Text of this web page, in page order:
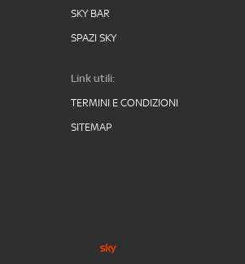
SKY BAR
SPAZI SKY
Link utili:
TERMINI E CONDIZIONI
SITEMAP